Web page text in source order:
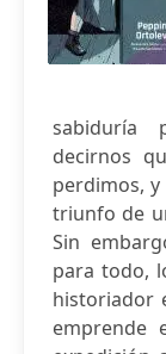
sabiduría
decirnos
perdimos,
triunfo de
Sin
para todo,
historiador
emprende